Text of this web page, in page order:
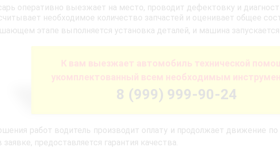
оперативно выезжает на место, проводит дефектовку и
необходимое количество запчастей и оценивает общее
этапе выполняется установка деталей, и машина
К вам выезжает автомобиль технической
укомплектованный всем необходимым
8 (999) 999-90-24
работ водитель производит оплату и продолжает движение
предоставляется гарантия качества.